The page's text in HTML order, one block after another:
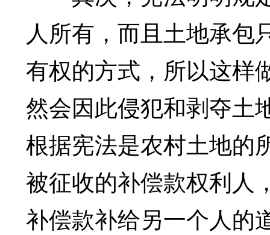
人所有，而且土地承包
有权的方式，所以这样
然会因此侵犯和剥夺土
根据宪法是农村土地的
被征收的补偿款权利人
补偿款补给另一个人的